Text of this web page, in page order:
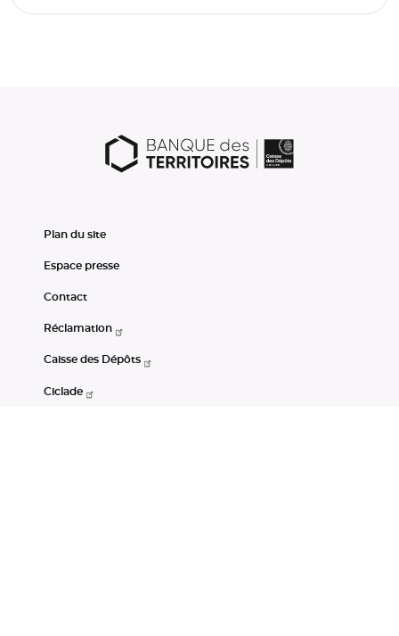
Plan du site
Espace presse
Contact
Réclamation
Caisse des Dépôts
Ciclade